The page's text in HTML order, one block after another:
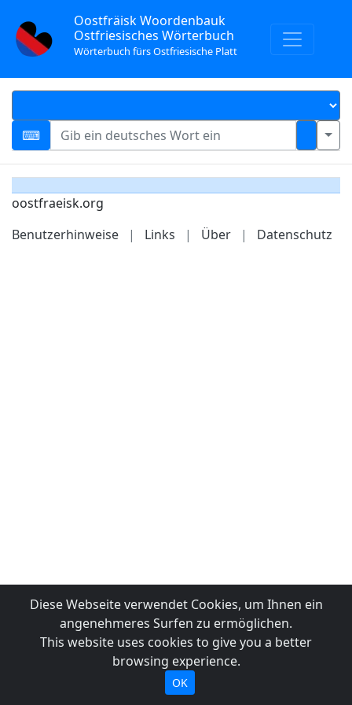
Oostfräisk Woordenbauk
Ostfriesisches Wörterbuch
Wörterbuch fürs Ostfriesische Platt
oostfraeisk.org
Benutzerhinweise
| Links | Über | Datenschutz
Diese Webseite verwendet Cookies, um Ihnen ein
angenehmeres Surfen zu ermöglichen.
This website uses cookies to give you a better
browsing experience.
OK